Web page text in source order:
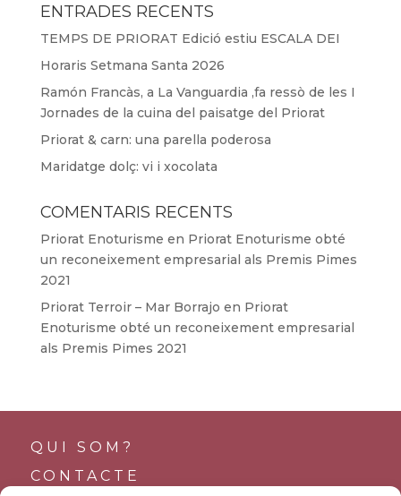
ENTRADES RECENTS
TEMPS DE PRIORAT Edició estiu ESCALA DEI
Horaris Setmana Santa 2026
Ramón Francàs, a La Vanguardia ,fa ressò de les I
Jornades de la cuina del paisatge del Priorat
Priorat & carn: una parella poderosa
Maridatge dolç: vi i xocolata
COMENTARIS RECENTS
Priorat Enoturisme en Priorat Enoturisme obté
un reconeixement empresarial als Premis Pimes
2021
Priorat Terroir – Mar Borrajo en Priorat
Enoturisme obté un reconeixement empresarial
als Premis Pimes 2021
QUI SOM?
CONTACTE